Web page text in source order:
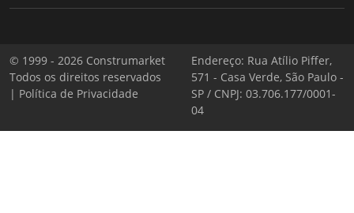
© 1999 - 2026 Construmarket
Todos os direitos reservados
| Política de Privacidade
Endereço: Rua Atílio Piffer,
571 - Casa Verde, São Paulo -
SP / CNPJ: 03.706.177/0001-
04